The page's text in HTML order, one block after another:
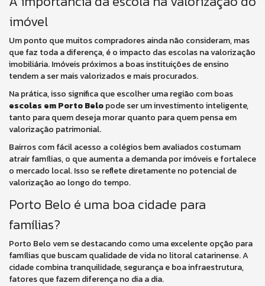
imóvel
Um ponto que muitos compradores ainda não consideram, mas
que faz toda a diferença, é o impacto das escolas na valorização
imobiliária. Imóveis próximos a boas instituições de ensino
tendem a ser mais valorizados e mais procurados.
Na prática, isso significa que escolher uma região com boas
escolas em Porto Belopode ser um investimento inteligente,
tanto para quem deseja morar quanto para quem pensa em
valorização patrimonial.
Bairros com fácil acesso a colégios bem avaliados costumam
atrair famílias, o que aumenta a demanda por imóveis e fortalece
o mercado local. Isso se reflete diretamente no potencial de
valorização ao longo do tempo.
Porto Belo é uma boa cidade para
famílias?
Porto Belo vem se destacando como uma excelente opção para
famílias que buscam qualidade de vida no litoral catarinense. A
cidade combina tranquilidade, segurança e boa infraestrutura,
fatores que fazem diferença no dia a dia.